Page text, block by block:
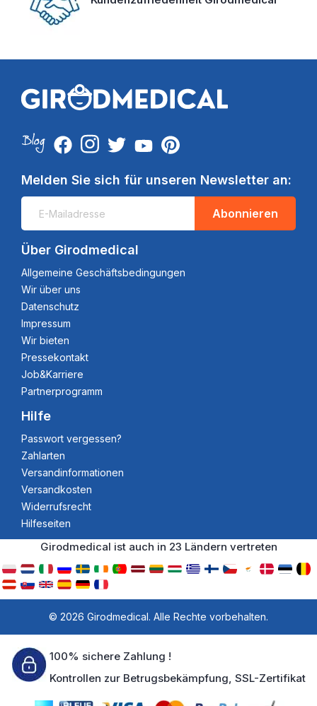
Melden Sie sich für unseren Newsletter an:
Abonnieren
Über Girodmedical
Allgemeine Geschäftsbedingungen
Wir über uns
Datenschutz
Impressum
Wir bieten
Pressekontakt
Job&Karriere
Partnerprogramm
Hilfe
Passwort vergessen?
Zahlarten
Versandinformationen
Versandkosten
Widerrufsrecht
Hilfeseiten
Girodmedical ist auch in 23 Ländern vertreten
© 2026 Girodmedical. Alle Rechte vorbehalten.
100% sichere Zahlung !
Kontrollen zur Betrugsbekämpfung, SSL-Zertifikat